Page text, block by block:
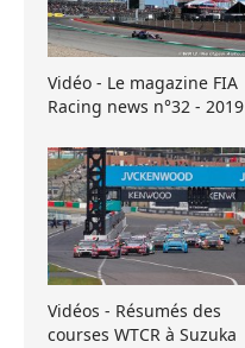
Vidéo - Le magazine FIA
Racing news n°32 - 2019
Vidéos - Résumés des
courses WTCR à Suzuka